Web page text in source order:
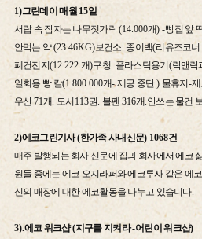
1)그린데이 매월 15일
서랍 속 잠자는 나무젓가락(14.000개) -빵집 앞
안먹는 약(23.46KG)보건소.종이백(리유즈코너
폐건전지(12.222개)구청. 플라스틱용기(락앤락
일회용 빵 칼(1.800.000개-제공 중단) 물휴지-제
우산71개. 도서113권. 볼펜 316개.안쓰는 물건
2)에코그린기사(한가족 사내신문) 1068건
매주 발행되는 회사 신문에 집과 회사에서 에코
원들 중에는 에코 오지라퍼와 에코투사 같은 에
신의 매장에 대한 에코활동을 나누고 있습니다.
3).에코 워크샵(지구를 지켜라-어린이 워크샵)